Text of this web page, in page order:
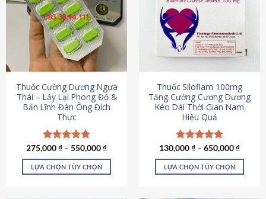
thể.
Các
tùy
chọn
có
thể
chọn
trên
trang
sản
phẩm
tùy
chọn
có
được
chọn
trên
trang
sản
phẩm
Thuốc Cường Dương Ngựa
Thái – Lấy Lại Phong Độ &
Bản Lĩnh Đàn Ông Đích
Thực
Được xếp
hạng4.87
5 sao
275,000₫ – 550,000₫
LỰA CHỌN TÙY CHỌN
Thuốc Siloflam 100mg
Tăng Cường Cương Dương
Kéo Dài Thời Gian Nam
Hiệu Quả
Được xếp
hạng5.00
5 sao
130,000₫ – 650,000₫
LỰA CHỌN TÙY CHỌN